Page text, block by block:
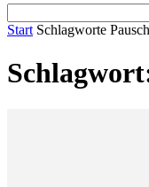
Start Schlagworte